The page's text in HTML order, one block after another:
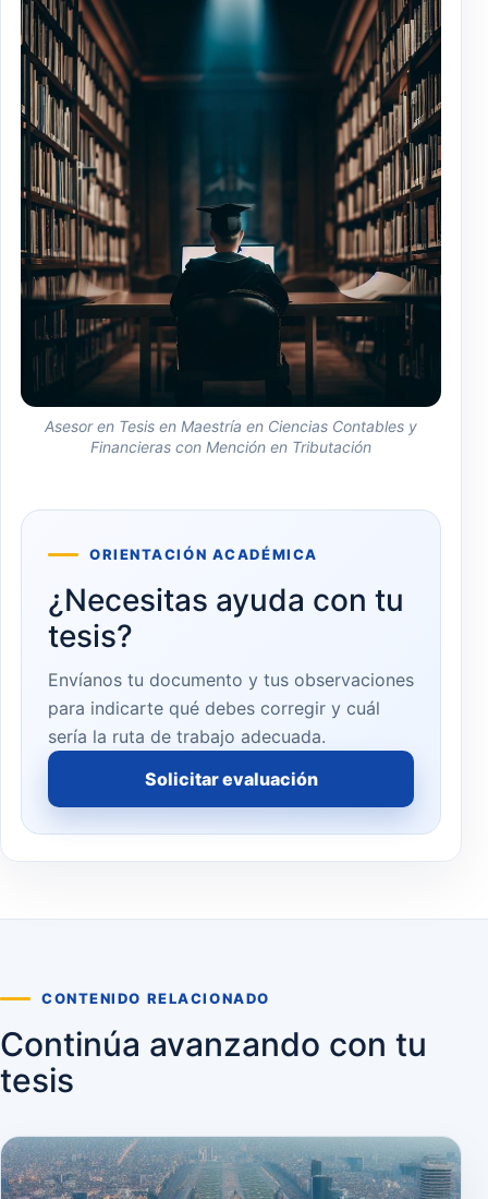
Asesor en Tesis en Maestría en Ciencias Contables y
Financieras con Mención en Tributación
ORIENTACIÓN ACADÉMICA
¿Necesitas ayuda con tu
tesis?
Envíanos tu documento y tus observaciones
para indicarte qué debes corregir y cuál
sería la ruta de trabajo adecuada.
Solicitar evaluación
CONTENIDO RELACIONADO
Continúa avanzando con tu
tesis